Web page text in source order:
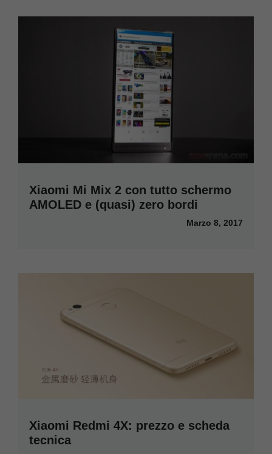
Xiaomi Mi Mix 2 con tutto schermo
AMOLED e (quasi) zero bordi
Marzo 8, 2017
Xiaomi Redmi 4X: prezzo e scheda
tecnica